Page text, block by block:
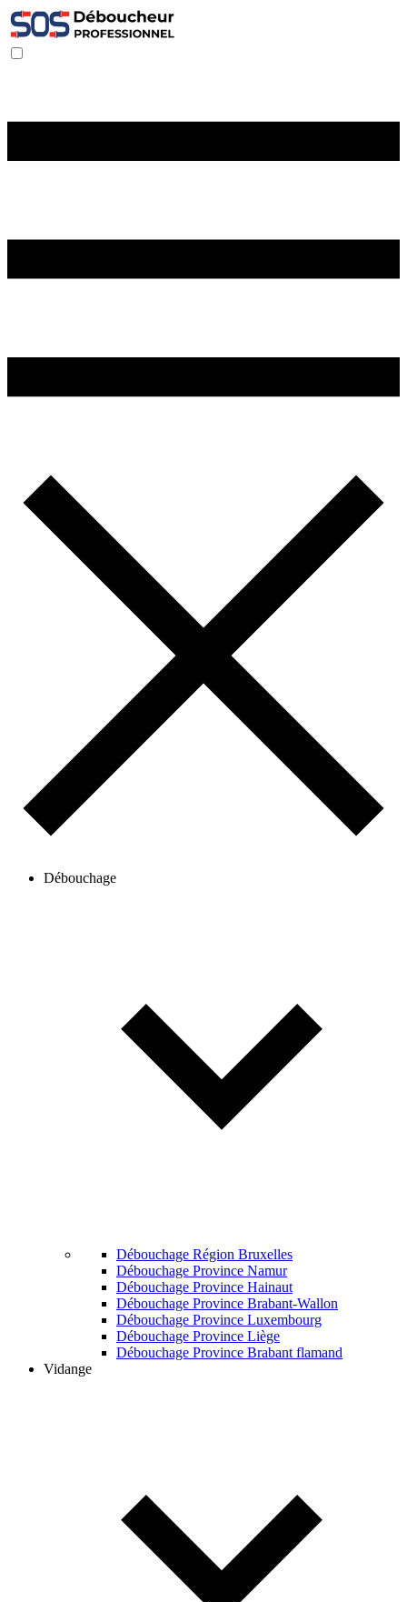
Débouchage
Débouchage Région Bruxelles
Débouchage Province Namur
Débouchage Province Hainaut
Débouchage Province Brabant-Wallon
Débouchage Province Luxembourg
Débouchage Province Liège
Débouchage Province Brabant flamand
Vidange